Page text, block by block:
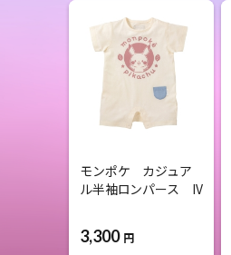
モンポケ カジュア
ル半袖ロンパース IV
3,300 円